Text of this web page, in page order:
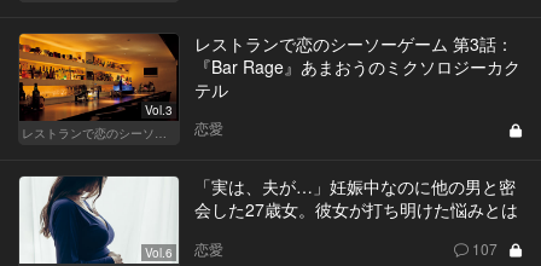
Vol.3
レストランで恋のシーソーゲーム（MAN）
レストランで恋のシーソーゲーム 第3話：
『Bar Rage』あまおうのミクソロジーカク
テル
恋愛
Vol.6
「実は、夫が…」妊娠中なのに他の男と密
会した27歳女。彼女が打ち明けた悩みとは
恋愛 107